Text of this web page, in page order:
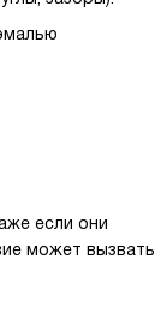
если они
может вызвать